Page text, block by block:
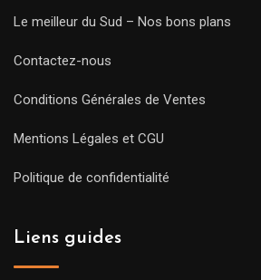
Le meilleur du Sud – Nos bons plans
Contactez-nous
Conditions Générales de Ventes
Mentions Légales et CGU
Politique de confidentialité
Liens guides